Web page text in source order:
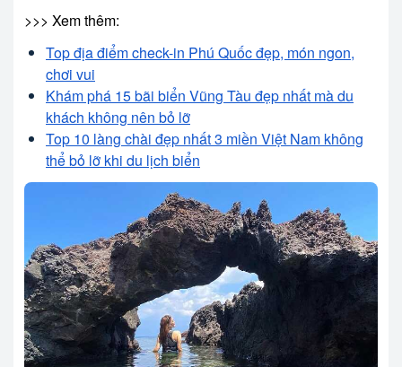
>>> Xem thêm:
Top địa điểm check-in Phú Quốc đẹp, món ngon,
chơi vui
Khám phá 15 bãi biển Vũng Tàu đẹp nhất mà du
khách không nên bỏ lỡ
Top 10 làng chài đẹp nhất 3 miền Việt Nam không
thể bỏ lỡ khi du lịch biển